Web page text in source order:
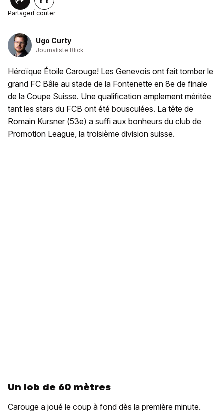
PartagerÉcouter
Ugo Curty
Journaliste Blick
Héroïque Étoile Carouge! Les Genevois ont fait tomber le
grand FC Bâle au stade de la Fontenette en 8e de finale
de la Coupe Suisse. Une qualification amplement méritée
tant les stars du FCB ont été bousculées. La tête de
Romain Kursner (53e) a suffi aux bonheurs du club de
Promotion League, la troisième division suisse.
Un lob de 60 mètres
Carouge a joué le coup à fond dès la première minute.